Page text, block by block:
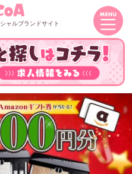
ャルブランドサイト